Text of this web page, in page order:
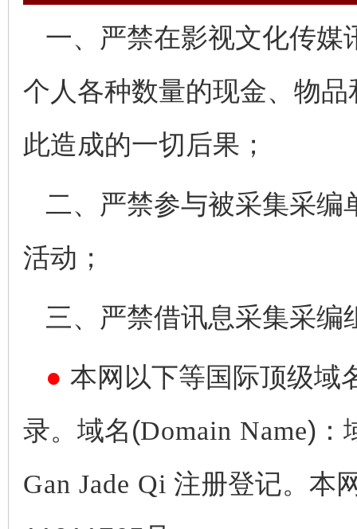
一、严禁在影视文化传媒
个人各种数量的现金、物
此造成的一切后果；
二、严禁参与被采集采编
活动；
三、严禁借讯息采集采
● 本网以下等国际顶级域
录。域名(Domain Name)：
Gan Jade Qi 注册登记。本